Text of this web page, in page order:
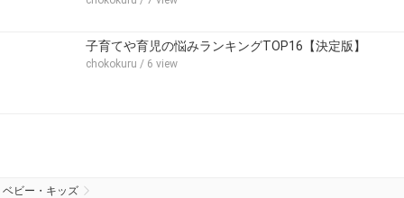
子育てや育児の悩みランキングTOP16【決定版】
chokokuru / 6 view
ベビー・キッズ